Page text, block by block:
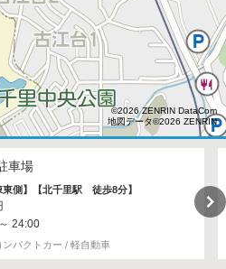
©2026 ZENRIN DataCom
地図データ©2026 ZENRIN
車場
東側】【北千里駅 徒歩8分】
24:00
ンパクトカー / 軽自動車